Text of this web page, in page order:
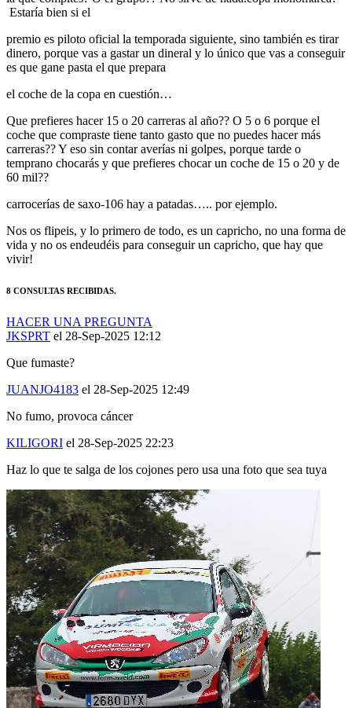
premio es piloto oficial la temporada siguiente, sino también es tirar
dinero, porque vas a gastar un dineral y lo único que vas a conseguir
es que gane pasta el que prepara
el coche de la copa en cuestión…
Que prefieres hacer 15 o 20 carreras al año?? O 5 o 6 porque el
coche que compraste tiene tanto gasto que no puedes hacer más
carreras?? Y eso sin contar averías ni golpes, porque tarde o
temprano chocarás y que prefieres chocar un coche de 15 o 20 y de
60 mil??
carrocerías de saxo-106 hay a patadas….. por ejemplo.
Nos os flipeis, y lo primero de todo, es un capricho, no una forma de
vida y no os endeudéis para conseguir un capricho, que hay que
vivir!
JKSPRT el 28-Sep-2025 12:12
Que fumaste?
JUANJO4183
No fumo, provoca cáncer
KILIGORI el 28-Sep-2025 22:23
Haz lo que te salga de los cojones pero usa una foto que sea tuya